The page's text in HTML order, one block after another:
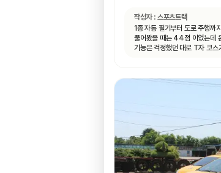
작성자 : 스포츠트랙
1종 자동 필기부터 도로 주행까
풀어봤을 때는 44점 이었는데
기능은 걱정했던 대로 T자 코스
강사님마다 알려주시는 스타일
다들 처음 운전대 잡아보는 거
궁금한 게 있다면 강사님께 적